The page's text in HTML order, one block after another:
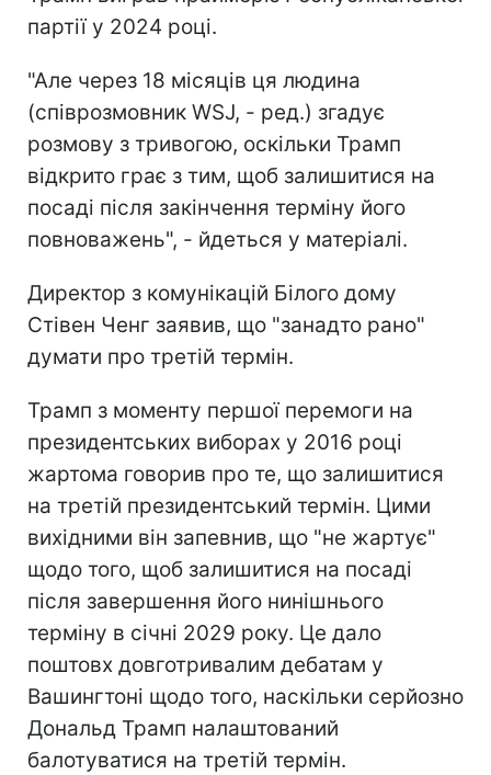
партії у 2024 році.
"Але через 18 місяців ця людина
(співрозмовник WSJ, - ред.) згадує
розмову з тривогою, оскільки Трамп
відкрито грає з тим, щоб залишитися на
посаді після закінчення терміну його
повноважень", - йдеться у матеріалі.
Директор з комунікацій Білого дому
Стівен Ченг заявив, що "занадто рано"
думати про третій термін.
Трамп з моменту першої перемоги на
президентських виборах у 2016 році
жартома говорив про те, що залишитися
на третій президентський термін. Цими
вихідними він запевнив, що "не жартує"
щодо того, щоб залишитися на посаді
після завершення його нинішнього
терміну в січні 2029 року. Це дало
поштовх довготривалим дебатам у
Вашингтоні щодо того, наскільки серйозно
Дональд Трамп налаштований
балотуватися на третій термін.